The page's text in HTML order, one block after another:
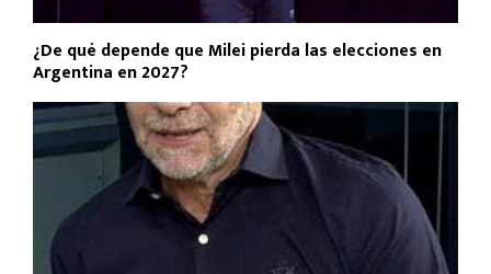
¿De qué depende que Milei pierda las elecciones en
Argentina en 2027?